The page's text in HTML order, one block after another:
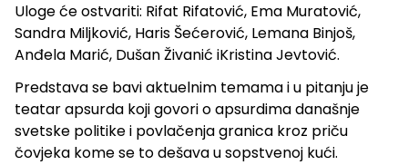
Uloge će ostvariti: Rifat Rifatović, Ema Muratović,
Sandra Miljković, Haris Šećerović, Lemana Binjoš,
Anđela Marić, Dušan Živanić iKristina Jevtović.
Predstava se bavi aktuelnim temama i u pitanju je
teatar apsurda koji govori o apsurdima današnje
svetske politike i povlačenja granica kroz priču
čovjeka kome se to dešava u sopstvenoj kući.